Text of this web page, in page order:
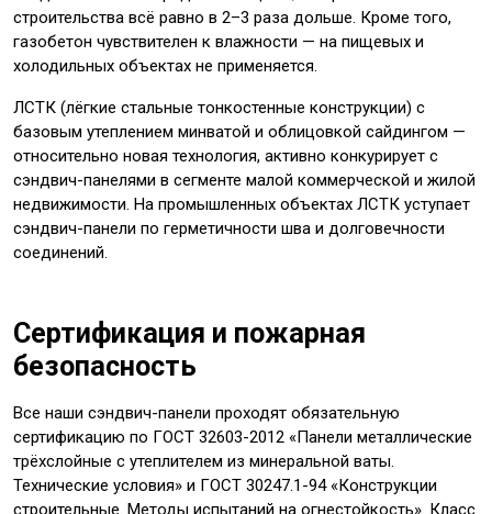
строительства всё равно в 2–3 раза дольше. Кроме того,
газобетон чувствителен к влажности — на пищевых и
холодильных объектах не применяется.
ЛСТК (лёгкие стальные тонкостенные конструкции) с
базовым утеплением минватой и облицовкой сайдингом —
относительно новая технология, активно конкурирует с
сэндвич-панелями в сегменте малой коммерческой и жилой
недвижимости. На промышленных объектах ЛСТК уступает
сэндвич-панели по герметичности шва и долговечности
соединений.
Сертификация и пожарная
безопасность
Все наши сэндвич-панели проходят обязательную
сертификацию по ГОСТ 32603-2012 «Панели металлические
трёхслойные с утеплителем из минеральной ваты.
Технические условия» и ГОСТ 30247.1-94 «Конструкции
строительные. Методы испытаний на огнестойкость». Класс